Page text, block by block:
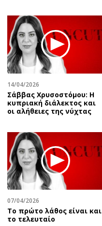
14/04/2026
Σάββας Χρυσοστόμου: Η
κυπριακή διάλεκτος και
οι αλήθειες της νύχτας
07/04/2026
Το πρώτο λάθος είναι και
το τελευταίο